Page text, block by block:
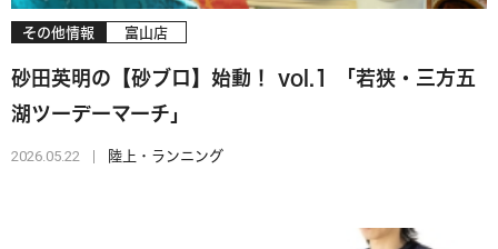
その他情報 富山店
砂田英明の【砂ブロ】始動！ vol.1 「若狭・三方五
湖ツーデーマーチ」
2026.05.22 陸上・ランニング